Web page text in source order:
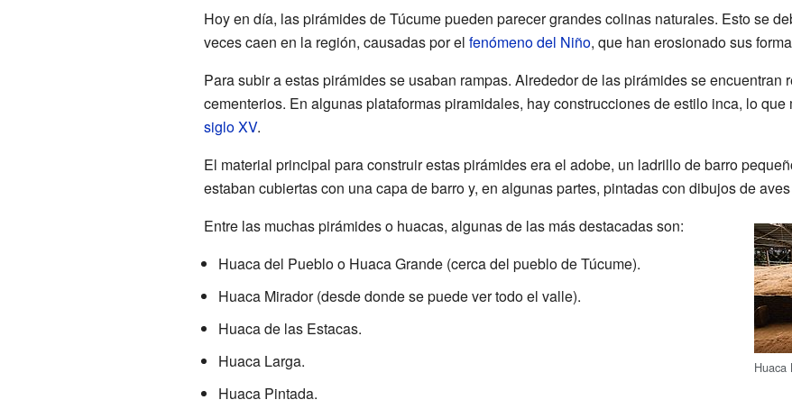
Hoy en día, las pirámides de Túcume pueden parecer grandes colinas naturales. Esto se
veces caen en la región, causadas por el fenómeno del Niño, que han erosionado sus
Para subir a estas pirámides se usaban rampas. Alrededor de las pirámides se encuentran
cementerios. En algunas plataformas piramidales, hay construcciones de estilo inca, lo
siglo XV.
El material principal para construir estas pirámides era el adobe, un ladrillo de barro
estaban cubiertas con una capa de barro y, en algunas partes, pintadas con dibujos de
Huaca
Entre las muchas pirámides o huacas, algunas de las más destacadas son:
Huaca del Pueblo o Huaca Grande (cerca del pueblo de Túcume).
Huaca Mirador (desde donde se puede ver todo el valle).
Huaca de las Estacas.
Huaca Larga.
Huaca Pintada.